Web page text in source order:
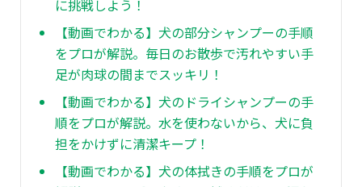
に挑戦しよう！
【動画でわかる】犬の部分シャンプーの手順
をプロが解説。毎日のお散歩で汚れやすい手
足が肉球の間までスッキリ！
【動画でわかる】犬のドライシャンプーの手
順をプロが解説。水を使わないから、犬に負
担をかけずに清潔キープ！
【動画でわかる】犬の体拭きの手順をプロが